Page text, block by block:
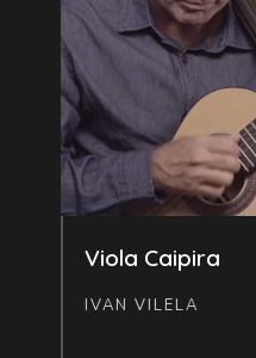
Viola Caipira
IVAN VILELA